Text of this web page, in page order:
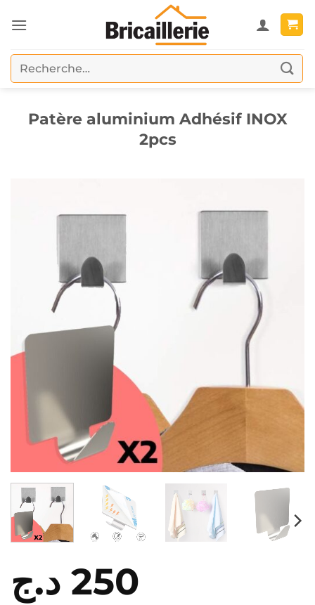
au
Recherche
pour :
Patère aluminium Adhésif INOX
2pcs
250 د.ج